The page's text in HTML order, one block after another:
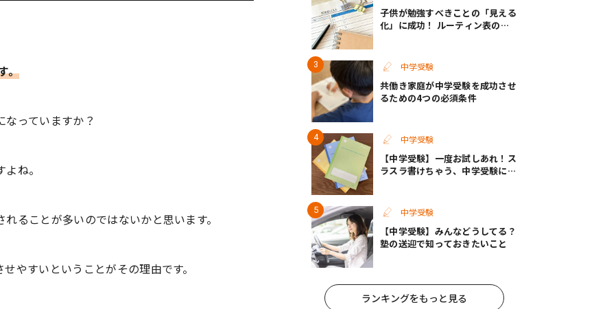
。
っていますか？
ね。
ることが多いのではないかと思います。
やすいということがその理由です。
子供が勉強すべきことの「見える
化」に成功！ ルーティン表の実
中学受験
共働き家庭が中学受験を成功させ
るための4つの必須条件
中学受験
【中学受験】一度お試しあれ！ス
ラスラ書けちゃう、中学受験に向
中学受験
【中学受験】みんなどうしてる？
塾の送迎で知っておきたいこと
ランキングをもっと見る